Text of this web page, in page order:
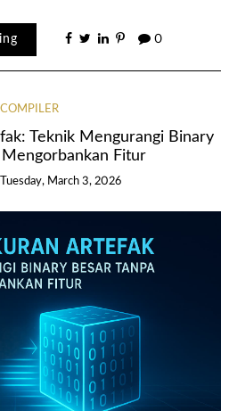
0
COMPILER
Teknik Mengurangi Binary
Mengorbankan Fitur
Tuesday, March 3, 2026